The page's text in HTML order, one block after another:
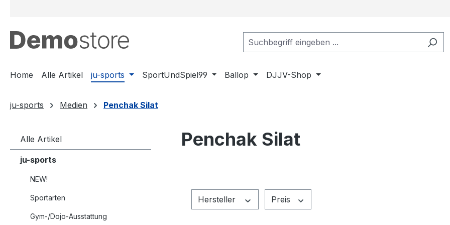
Home Alle Artikel ju-sports SportUndSpiel99 Ballop DJJV-Shop
ju-sports Medien Penchak Silat
Alle Artikel
ju-sports
NEW!
Sportarten
Gym-/Dojo-Ausstattung
Penchak Silat
Hersteller Preis